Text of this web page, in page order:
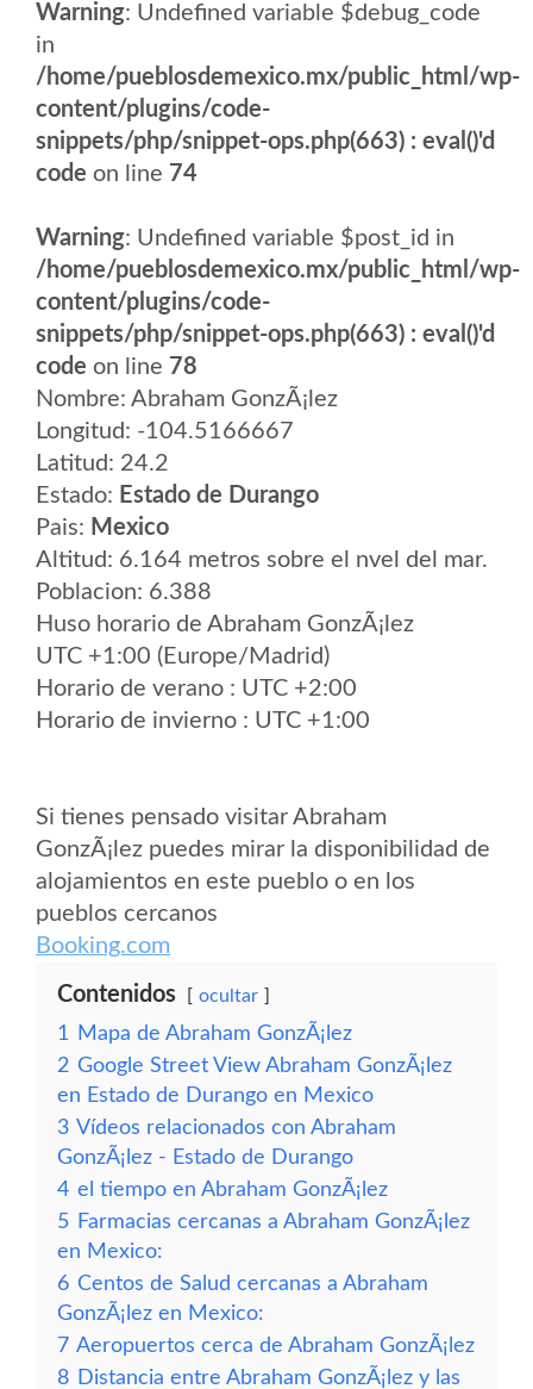
Warning: Undefined variable $debug_code
in
/home/pueblosdemexico.mx/public_html/wp-
content/plugins/code-
snippets/php/snippet-ops.php(663) : eval()'d
code on line 74
Warning: Undefined variable $post_id in
/home/pueblosdemexico.mx/public_html/wp-
content/plugins/code-
snippets/php/snippet-ops.php(663) : eval()'d
code on line 78
Nombre: Abraham GonzÃ¡lez
Longitud: -104.5166667
Latitud: 24.2
Estado: Estado de Durango
Pais: Mexico
Altitud: 6.164 metros sobre el nvel del mar.
Poblacion: 6.388
Huso horario de Abraham GonzÃ¡lez
UTC +1:00 (Europe/Madrid)
Horario de verano : UTC +2:00
Horario de invierno : UTC +1:00
Si tienes pensado visitar Abraham
GonzÃ¡lez puedes mirar la disponibilidad de
alojamientos en este pueblo o en los
pueblos cercanos
Booking.com
Contenidos ocultar
1
Mapa de Abraham GonzÃ¡lez
2 Google Street View Abraham GonzÃ¡lez
en Estado de Durango en Mexico
3 Vídeos relacionados con Abraham
GonzÃ¡lez - Estado de Durango
4 el tiempo en Abraham GonzÃ¡lez
5 Farmacias cercanas a Abraham GonzÃ¡lez
en Mexico:
6 Centos de Salud cercanas a Abraham
GonzÃ¡lez en Mexico:
7 Aeropuertos cerca de Abraham GonzÃ¡lez
8 Distancia entre Abraham GonzÃ¡lez y las